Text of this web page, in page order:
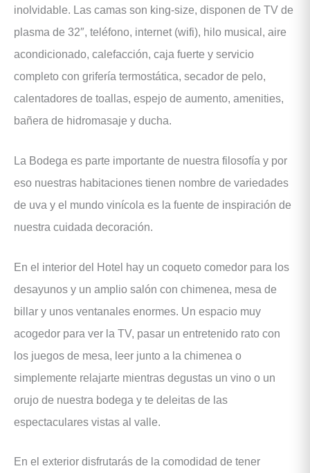
inolvidable. Las camas son king-size, disponen de TV de
plasma de 32″, teléfono, internet (wifi), hilo musical, aire
acondicionado, calefacción, caja fuerte y servicio
completo con grifería termostática, secador de pelo,
calentadores de toallas, espejo de aumento, amenities,
bañera de hidromasaje y ducha.
La Bodega es parte importante de nuestra filosofía y por
eso nuestras habitaciones tienen nombre de variedades
de uva y el mundo vinícola es la fuente de inspiración de
nuestra cuidada decoración.
En el interior del Hotel hay un coqueto comedor para los
desayunos y un amplio salón con chimenea, mesa de
billar y unos ventanales enormes. Un espacio muy
acogedor para ver la TV, pasar un entretenido rato con
los juegos de mesa, leer junto a la chimenea o
simplemente relajarte mientras degustas un vino o un
orujo de nuestra bodega y te deleitas de las
espectaculares vistas al valle.
En el exterior disfrutarás de la comodidad de tener